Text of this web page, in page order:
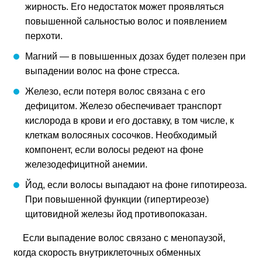
жирность. Его недостаток может проявляться
повышенной сальностью волос и появлением
перхоти.
Магний — в повышенных дозах будет полезен при
выпадении волос на фоне стресса.
Железо, если потеря волос связана с его
дефицитом. Железо обеспечивает транспорт
кислорода в крови и его доставку, в том числе, к
клеткам волосяных сосочков. Необходимый
компонент, если волосы редеют на фоне
железодефицитной анемии.
Йод, если волосы выпадают на фоне гипотиреоза.
При повышенной функции (гипертиреозе)
щитовидной железы йод противопоказан.
Если выпадение волос связано с менопаузой,
когда скорость внутриклеточных обменных